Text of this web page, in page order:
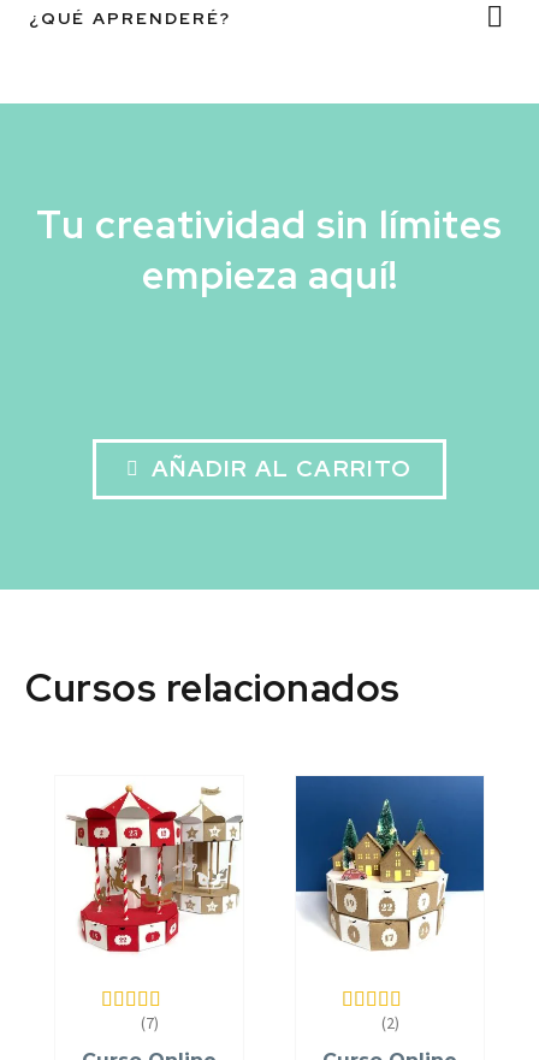
¿QUÉ APRENDERÉ?
Tu creatividad sin límites
empieza aquí!
 AÑADIR AL CARRITO
Cursos relacionados
Valorado en
(7)
Valorado en
(2)